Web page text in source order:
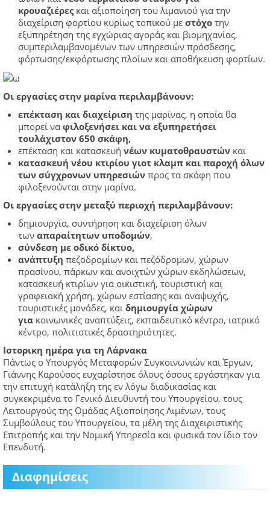
κρουαζιέρεςκαι αξιοποίηση του λιμανιού για την
διαχείριση φορτίου κυρίως τοπικού με στόχο την
εξυπηρέτηση της εγχώριας αγοράς και βιομηχανίας,
συμπεριλαμβανομένων των υπηρεσιών πρόσδεσης,
φόρτωσης/εκφόρτωσης πλοίων και αποθήκευση φορτίων.
Οι εργασίες στην μαρίνα περιλαμβάνουν:
επέκταση και διαχείριση της μαρίνας, η οποία θα
μπορεί να φιλοξενήσει και να εξυπηρετήσει
τουλάχιστον 650 σκάφη,
επέκταση και κατασκευή νέων κυματοθραυστών και
κατασκευή νέου κτιρίου γιοτ κλαμπ και παροχή όλων
των σύγχρονων υπηρεσιών προς τα σκάφη που
φιλοξενούνται στην μαρίνα.
Οι εργασίες στην μεταξύ περιοχή περιλαμβάνουν:
δημιουργία, συντήρηση και διαχείριση όλων
των απαραίτητων υποδομών,
σύνδεση με οδικό δίκτυο,
ανάπτυξη πεζοδρομίων και πεζόδρομων, χώρων
πρασίνου, πάρκων και ανοιχτών χώρων εκδηλώσεων,
κατασκευή κτιρίων για οικιστική, τουριστική και
γραφειακή χρήση, χώρων εστίασης και αναψυχής,
τουριστικές μονάδες, και δημιουργία χώρων
για κοινωνικές αναπτύξεις, εκπαιδευτικό κέντρο, ιατρικό
κέντρο, πολιτιστικές δραστηριότητες.
Ιστορικη ημέρα για τη Λάρνακα
Πάντως ο Υπουργός Μεταφορών Συγκοινωνιών και Έργων,
Γιάννης Καρούσος ευχαρίστησε όλους όσους εργάστηκαν για
την επιτυχή κατάληξη της εν λόγω διαδικασίας και
συγκεκριμένα το Γενικό Διευθυντή του Υπουργείου, τους
Λειτουργούς της Ομάδας Αξιοποίησης Λιμένων, τους
Συμβούλους του Υπουργείου, τα μέλη της Διαχειριστικής
Επιτροπής και την Νομική Υπηρεσία και φυσικά τον ίδιο τον
Επενδυτή.
Διαφημίσεις